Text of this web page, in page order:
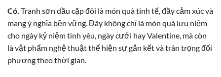
Có. Tranh sơn dầu cặp đôi là món quà tinh tế, đầy cảm xúc và
mang ý nghĩa bền vững. Đây không chỉ là món quà lưu niệm
cho ngày kỷ niệm tình yêu, ngày cưới hay Valentine, mà còn
là vật phẩm nghệ thuật thể hiện sự gắn kết và trân trọng đối
phương theo thời gian.